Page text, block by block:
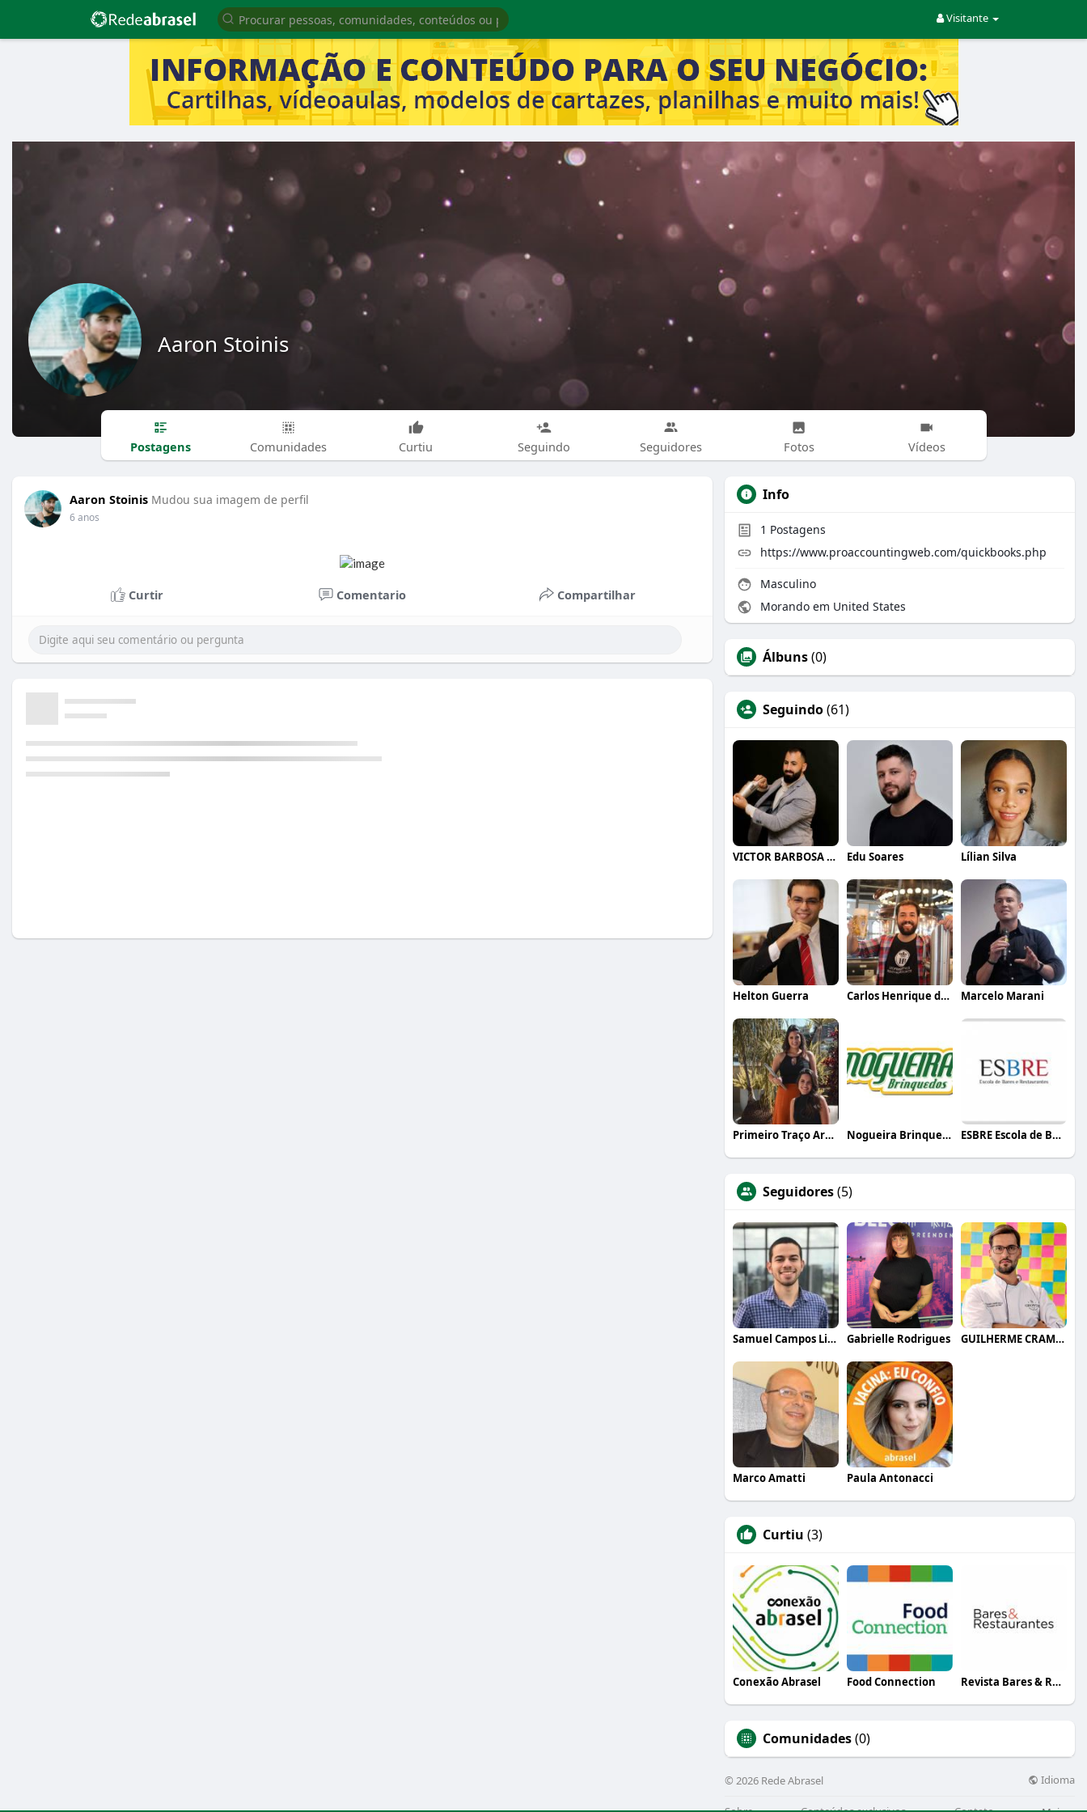
Visitante
Aaron Stoinis
Postagens Comunidades Curtiu Seguindo Seguidores Fotos Vídeos
Aaron Stoinis Mudou sua imagem de perfil
6 anos
Curtir Comentario Compartilhar
Info
1 Postagens
https://www.proaccountingweb.com/quickbooks.php
Masculino
Morando em United States
Álbuns(0)
Seguindo(61)
VICTOR BARBOSA QUARANTA Edu Soares Lílian Silva
Helton Guerra Carlos Henrique de Faria Vasconcelos Marcelo Marani
Primeiro Traço Arquitetura Nogueira Brinquedos ESBRE Escola de Bares e Restaurantes
Seguidores(5)
Samuel Campos Lima Gabrielle Rodrigues GUILHERME CRAMER BALLE
Marco Amatti Paula Antonacci
Curtiu (3)
Conexão Abrasel Food Connection Revista Bares & Restaurantes
Comunidades(0)
© 2026 Rede Abrasel Idioma